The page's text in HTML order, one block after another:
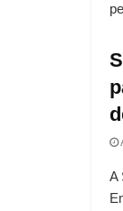
A